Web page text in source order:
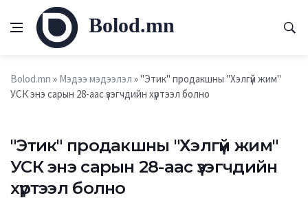
Bolod.mn
Bolod.mn » Мэдээ мэдээлэл » "Этик" продакшны "Хэлгүй жим"
УСК энэ сарын 28-аас үзэгчдийн хүртээл болно
"Этик" продакшны "Хэлгүй жим"
УСК энэ сарын 28-аас үзэгчдийн
хүртээл болно